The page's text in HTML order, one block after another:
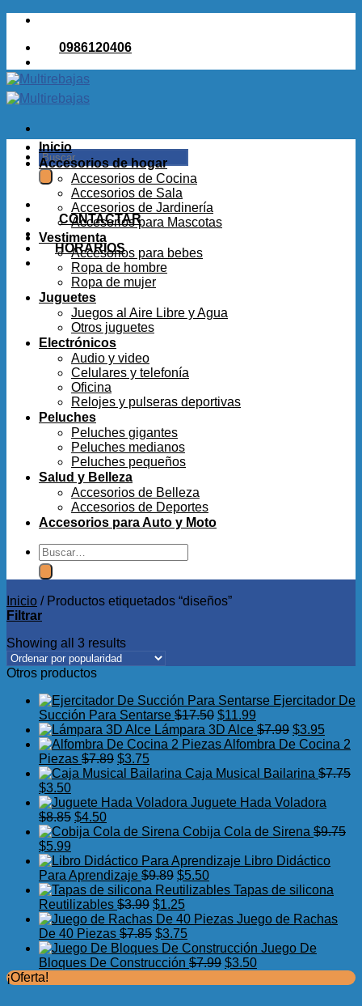
Saltar
contenido0986120406
Buscar
por:
CONTACTAR
HORARIOS
Inicio
Accesorios de hogar
Accesorios de Cocina
Accesorios de Sala
Accesorios de Jardinería
Accesorios para Mascotas
Vestimenta
Accesorios para bebes
Ropa de hombre
Ropa de mujer
Juguetes
Juegos al Aire Libre y Agua
Otros juguetes
Electrónicos
Audio y video
Celulares y telefonía
Oficina
Relojes y pulseras deportivas
Peluches
Peluches gigantes
Peluches medianos
Peluches pequeños
Salud y Belleza
Accesorios de Belleza
Accesorios de Deportes
Accesorios para Auto y Moto
Buscar
por:
Inicio /Productos etiquetados “diseños”
Filtrar
Showing all 3 results
Otros productos
Ejercitador De
Succión Para Sentarse $17.50 El
precio
original
$17.50.
$11.99
precio
actual
$11.99.
Lámpara 3D Alce $7.99 El
precio
era:
$3.95El
precio
es:
Alfombra De Cocina 2
Piezas $7.89 El
precio
era:
$3.75El
precio
es:
Caja Musical Bailarina $7.75
El
precio
original
era:
$7.75.
$3.50El
precio
actual
es:
Juguete Hada Voladora
$8.85 El
precio
era:
$8.85.
$4.50El
precio
es:
$4.50.
Cobija Cola de Sirena $9.75
El
precio
original
era:
$9.75.
$5.99
precio
actual
es:
$5.99.
Libro Didáctico
Para Aprendizaje $9.89 El
precio
original
era:
$9.89.
$5.50El
precio
es:
Tapas de silicona
Reutilizables $3.99 El
precio
original
era:
$3.99.
$1.25El
precio
actual
es:
$1.25.
Juego de Rachas
De 40 Piezas $7.85 El
precio
original
$3.75El
precio
actual
Juego De
Bloques De Construcción $7.99 El
$3.50El
¡Oferta!